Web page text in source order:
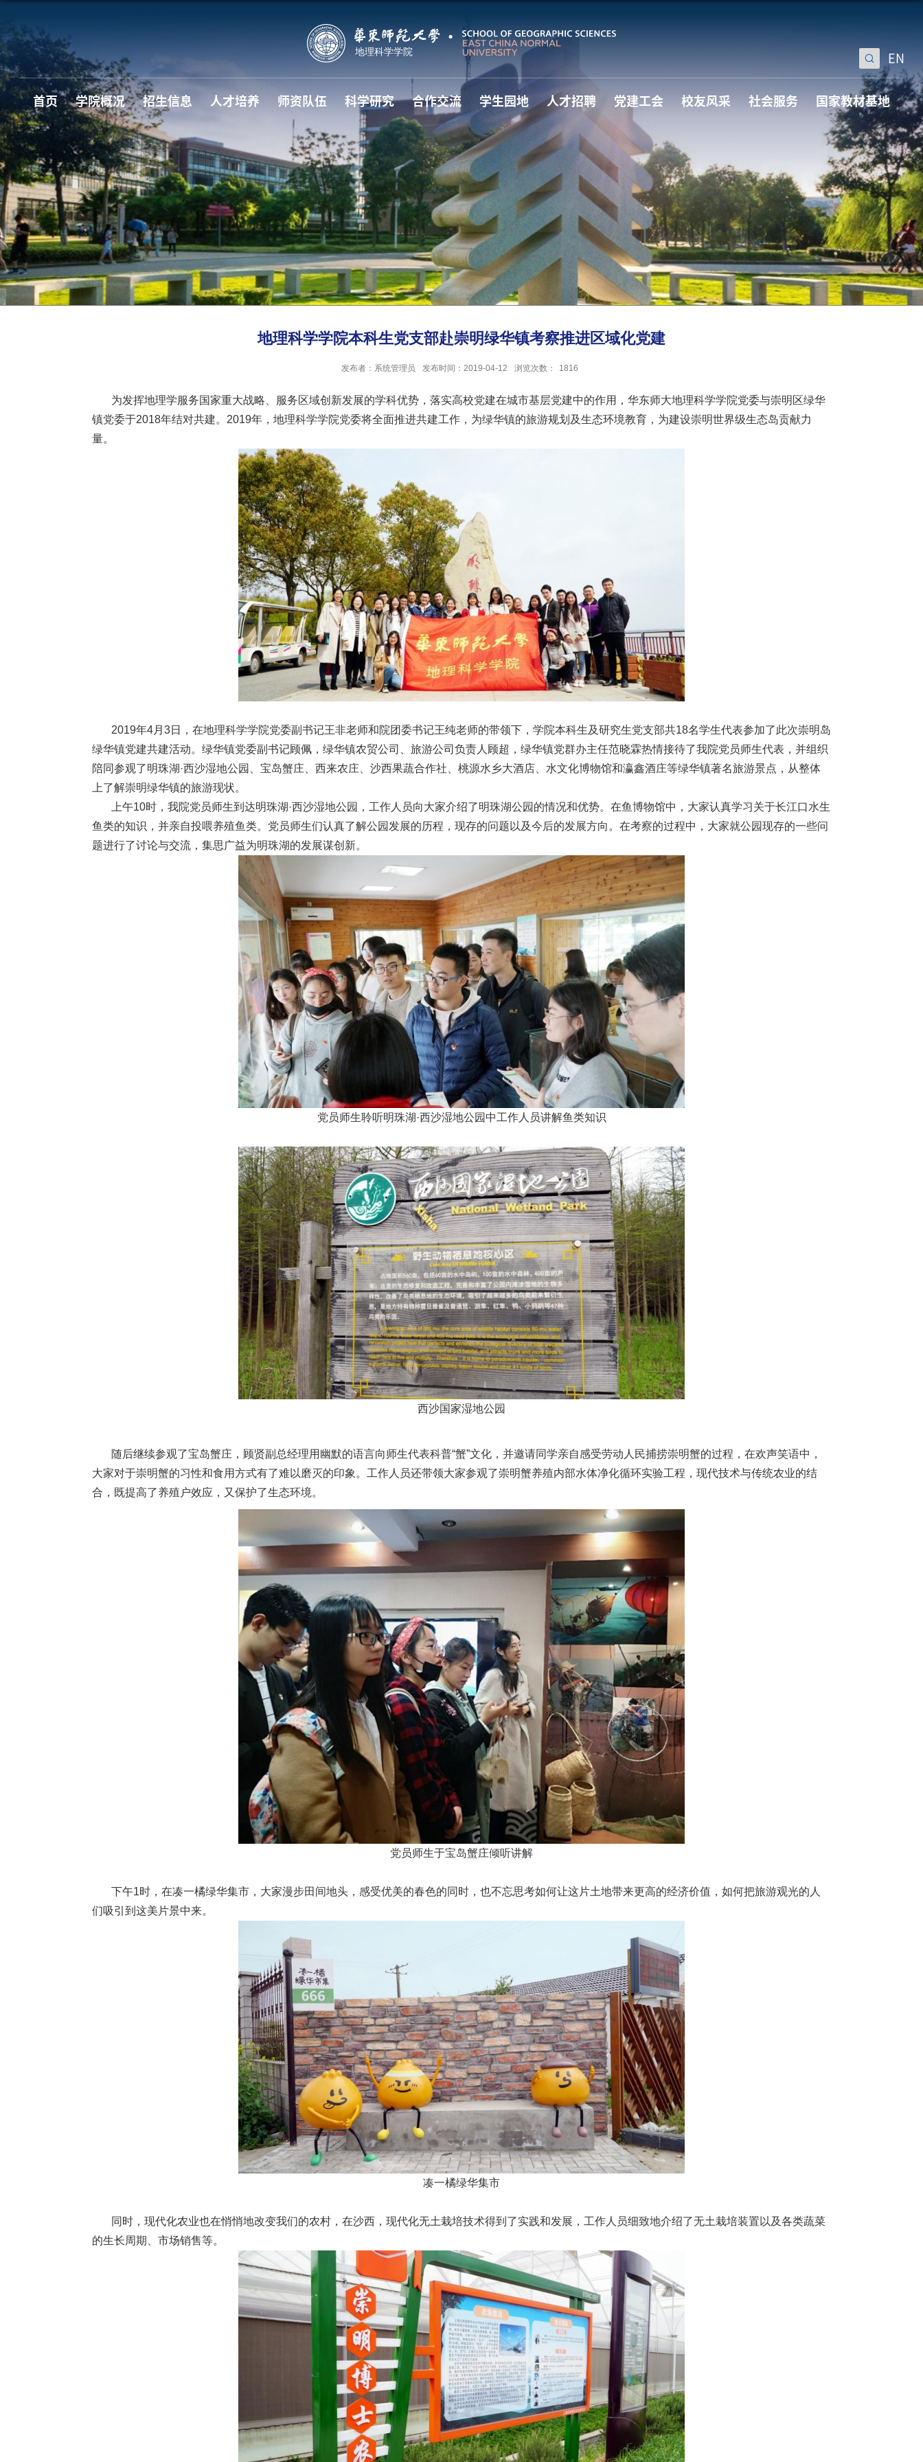
EN
首页 学院概况 招生信息 人才培养 师资队伍 科学研究 合作交流 学生园地 人才招聘 党建工会 校友风采 社会服务 国家教材基地
地理科学学院本科生党支部赴崇明绿华镇考察推进区域化党建
发布者：系统管理员 发布时间：2019-04-12 浏览次数： 1816
为发挥地理学服务国家重大战略、服务区域创新发展的学科优势，落实高校党建在城市基层党建中的作用，华东师大地理科学学院党委与崇明区绿华
镇党委于2018年结对共建。2019年，地理科学学院党委将全面推进共建工作，为绿华镇的旅游规划及生态环境教育，为建设崇明世界级生态岛贡献力
量。
2019年4月3日，在地理科学学院党委副书记王非老师和院团委书记王纯老师的带领下，学院本科生及研究生党支部共18名学生代表参加了此次崇明岛
绿华镇党建共建活动。绿华镇党委副书记顾佩，绿华镇农贸公司、旅游公司负责人顾超，绿华镇党群办主任范晓霖热情接待了我院党员师生代表，并组织
陪同参观了明珠湖·西沙湿地公园、宝岛蟹庄、西来农庄、沙西果蔬合作社、桃源水乡大酒店、水文化博物馆和瀛鑫酒庄等绿华镇著名旅游景点，从整体
上了解崇明绿华镇的旅游现状。
上午10时，我院党员师生到达明珠湖·西沙湿地公园，工作人员向大家介绍了明珠湖公园的情况和优势。在鱼博物馆中，大家认真学习关于长江口水生
鱼类的知识，并亲自投喂养殖鱼类。党员师生们认真了解公园发展的历程，现存的问题以及今后的发展方向。在考察的过程中，大家就公园现存的一些问
题进行了讨论与交流，集思广益为明珠湖的发展谋创新。
党员师生聆听明珠湖·西沙湿地公园中工作人员讲解鱼类知识
西沙国家湿地公园
随后继续参观了宝岛蟹庄，顾贤副总经理用幽默的语言向师生代表科普“蟹”文化，并邀请同学亲自感受劳动人民捕捞崇明蟹的过程，在欢声笑语中，
大家对于崇明蟹的习性和食用方式有了难以磨灭的印象。工作人员还带领大家参观了崇明蟹养殖内部水体净化循环实验工程，现代技术与传统农业的结
合，既提高了养殖户效应，又保护了生态环境。
党员师生于宝岛蟹庄倾听讲解
下午1时，在凑一橘绿华集市，大家漫步田间地头，感受优美的春色的同时，也不忘思考如何让这片土地带来更高的经济价值，如何把旅游观光的人
们吸引到这美片景中来。
凑一橘绿华集市
同时，现代化农业也在悄悄地改变我们的农村，在沙西，现代化无土栽培技术得到了实践和发展，工作人员细致地介绍了无土栽培装置以及各类蔬菜
的生长周期、市场销售等。